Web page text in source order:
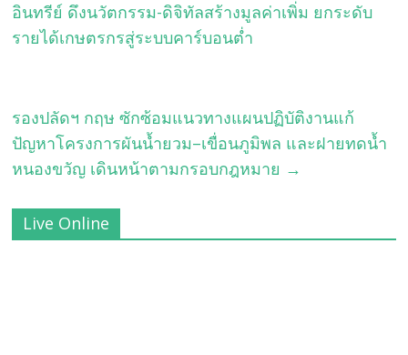
อินทรีย์ ดึงนวัตกรรม-ดิจิทัลสร้างมูลค่าเพิ่ม ยกระดับ
รายได้เกษตรกรสู่ระบบคาร์บอนต่ำ
รองปลัดฯ กฤษ ซักซ้อมแนวทางแผนปฏิบัติงานแก้
ปัญหาโครงการผันน้ำยวม–เขื่อนภูมิพล และฝายทดน้ำ
หนองขวัญ เดินหน้าตามกรอบกฎหมาย →
Live Online